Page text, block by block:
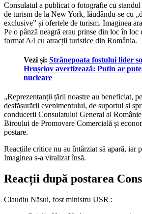
Consulatul a publicat o fotografie cu
de turism de la New York, lăudându-se cu
exclusive” și ofertele de turism. Imaginea
Pe o pânză neagră erau prinse din loc în
format A4 cu atracții turistice din România.
Vezi și: Strănepoata fostului lider
Hrușciov avertizează: Putin ar
nucleare
„Reprezentanții țării noastre au beneficiat,
desfășurării evenimentului, de suportul și
conducerii Consulatului General al
Biroului de Promovare Comercială și
postare.
Reacțiile critice nu au întârziat să apară, iar
Imaginea s-a viralizat însă.
Reacții după postarea
Claudiu Năsui, fost ministru USR :